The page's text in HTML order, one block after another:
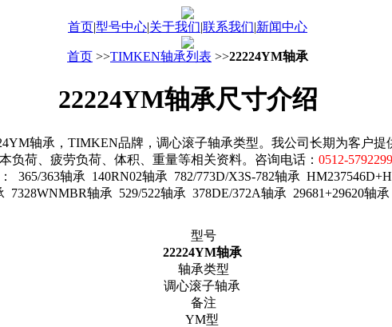
首页|型号中心|关于我们|联系我们|新闻中心
首页 >>TIMKEN轴承列表 >>22224YM轴承
22224YM轴承尺寸介绍
轴承，TIMKEN品牌，调心滚子轴承类型。我公司长期为客户提
负荷、疲劳负荷、体积、重量等相关资料。咨询电话： 0512-
365/363轴承 140RN02轴承 782/773D/X3S-782轴承
7328WNMBR轴承 529/522轴承 378DE/372A轴承 29681+29620轴
型号
22224YM轴承
轴承类型
调心滚子轴承
备注
YM型